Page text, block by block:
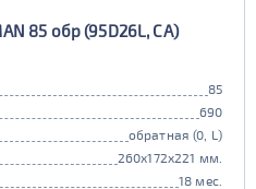
85 обр (95D26L, CA)
85
690
обратная (0, L)
260x172x221 мм.
18 мес.